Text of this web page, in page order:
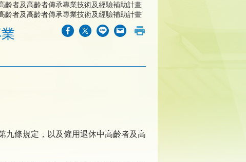
齡者及高齡者傳承專業技術及經驗補助計畫
齡者及高齡者傳承專業技術及經驗補助計畫
九條規定，以及僱用退休中高齡者及高